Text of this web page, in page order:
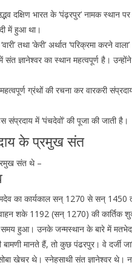
दक्षिण भारत के ‘पंढ़रपुर’ नामक स्थान
में हुआ था।
तथा ‘केरी’ अर्थात ‘परिक्रमा करने
ज्ञानेश्वर का स्थान महत्वपूर्ण है। उन्होंने
ग्रंथों की रचना कर वारकरी
संप्रदाय में ‘पंचदेवों’ की पूजा की जाती है।
के प्रमुख संत
संत थे –
का कार्यकाल सन् 1270 से सन् 1450
शके 1192 (सन् 1270) की कार्तिक
के समय हुआ। उनके जन्मस्थान के बारे में
मानते हैं, तो कुछ पंढरपुर। वे दर्जी
खेचर थे। स्नेहसाथी संत ज्ञानेश्वर थे।